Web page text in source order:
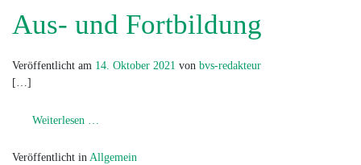
Aus- und Fortbildung
Veröffentlicht am 14. Oktober 2021 von bvs-redakteur
[…]
Weiterlesen …
Veröffentlicht in Allgemein